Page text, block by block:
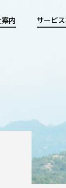
案内 サービス